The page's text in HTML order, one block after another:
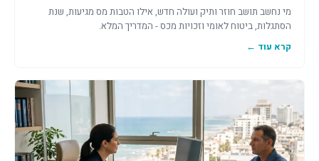
מי נחשב תושב חוזר ותיק ועולה חדש, אילו הטבות מס מגיעות, שנת
הסתגלות, ביטוח לאומי וזכויות מכס - המדריך המלא.
קרא עוד ←